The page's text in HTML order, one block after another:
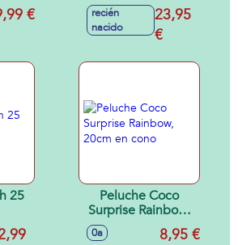
€
recién
nacido
23,95
€
25
Peluche Coco
Surprise Rainbow,
20cm en cono
0a 8,95 €